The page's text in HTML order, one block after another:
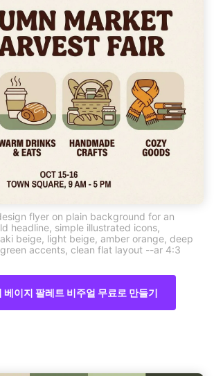
flyer on plain background for an
headline, simple illustrated icons,
beige, light beige, amber orange, deep
accents, clean flat layout --ar 4:3
베이지 팔레트 비주얼 무료로 만들기